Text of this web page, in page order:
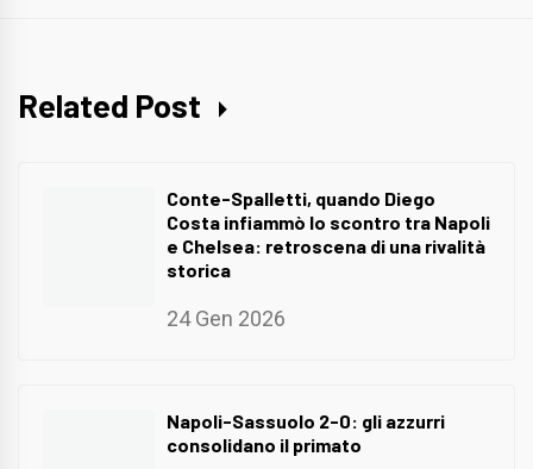
Related Post
Conte-Spalletti, quando Diego
Costa infiammò lo scontro tra Napoli
e Chelsea: retroscena di una rivalità
storica
24 Gen 2026
Napoli-Sassuolo 2-0: gli azzurri
consolidano il primato